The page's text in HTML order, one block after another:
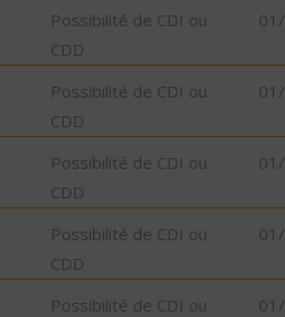
Possibilité de CDI ou
CDD
Possibilité de CDI ou
CDD
Possibilité de CDI ou
CDD
Possibilité de CDI ou
CDD
Possibilité de CDI ou